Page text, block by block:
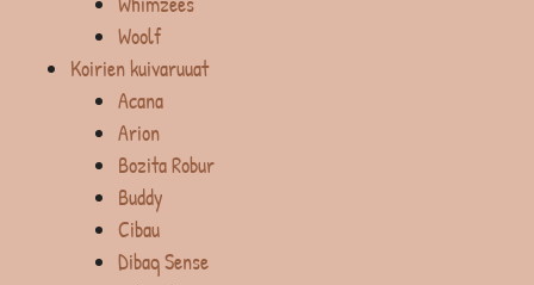
Woolf
Koirien kuivaruuat
Acana
Arion
Bozita Robur
Buddy
Cibau
Dibaq Sense